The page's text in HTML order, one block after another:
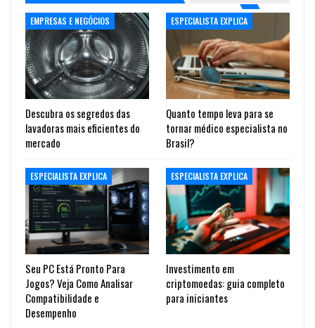
EMPRESAS E NEGÓCIOS
Descubra os segredos das
lavadoras mais eficientes do
mercado
ESPECIALISTA EXPLICA
Quanto tempo leva para se
tornar médico especialista no
Brasil?
ESPECIALISTA EXPLICA
Seu PC Está Pronto Para
Jogos? Veja Como Analisar
Compatibilidade e
Desempenho
ESPECIALISTA EXPLICA
Investimento em
criptomoedas: guia completo
para iniciantes